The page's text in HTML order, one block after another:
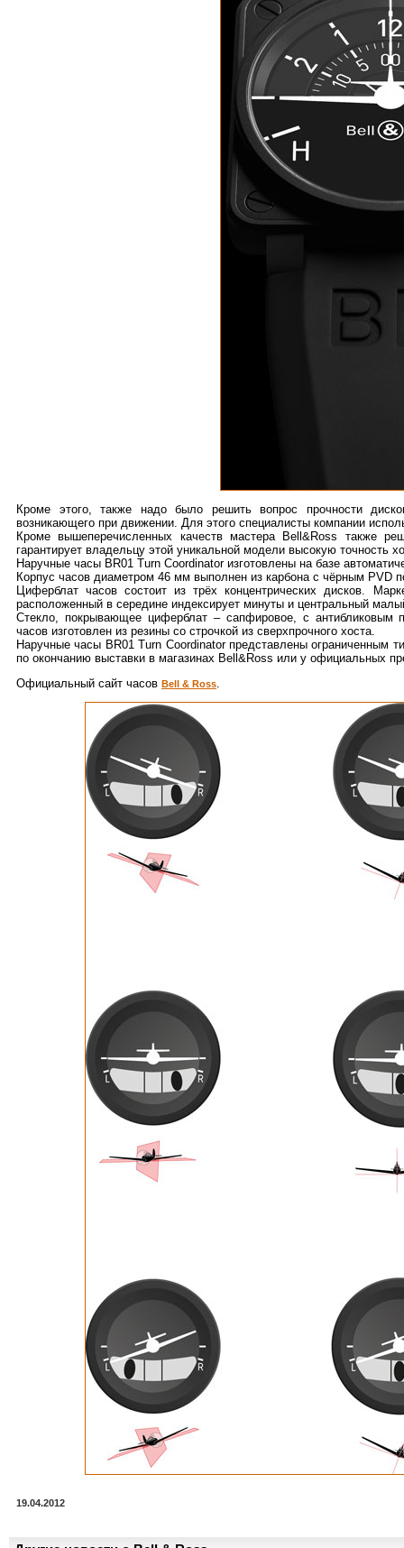
Кроме этого, также надо было решить вопрос прочности
возникающего при движении. Для этого специалисты компании
Кроме вышеперечисленных качеств мастера Bell&Ross также
гарантирует владельцу этой уникальной модели высокую точность
Наручные часы BR01 Turn Coordinator изготовлены на базе
Корпус часов диаметром 46 мм выполнен из карбона с чёрным PVD
Циферблат часов состоит из трёх концентрических дисков.
расположенный в середине индексирует минуты и центральный
Стекло, покрывающее циферблат – сапфировое, с антибликовым
часов изготовлен из резины со строчкой из сверхпрочного хоста.
Наручные часы BR01 Turn Coordinator представлены ограниченным
по окончанию выставки в магазинах Bell&Ross или у официальных
Официальный сайт часов Bell & Ross.
19.04.2012